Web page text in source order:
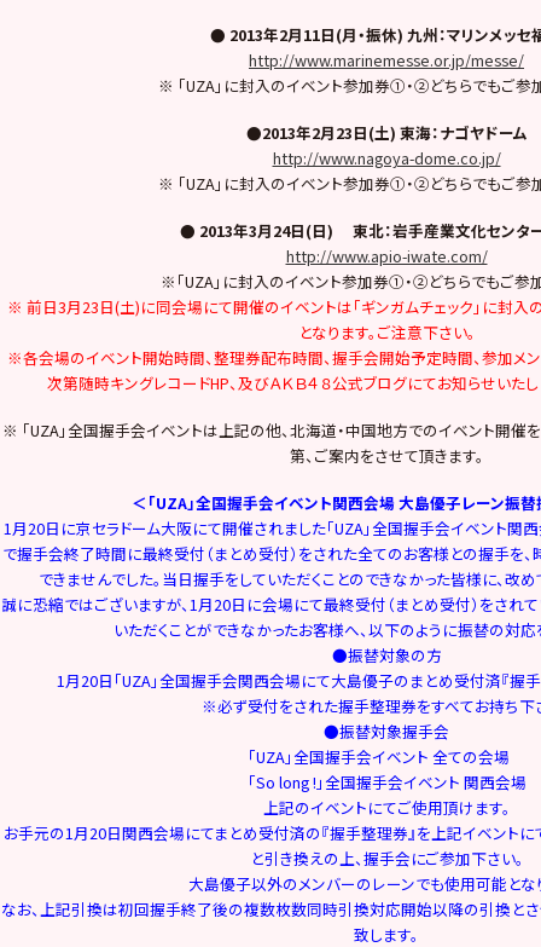
● 2013年2月11日(月・振休) 九州：マリンメッセ
http://www.marinemesse.or.jp/messe/
※ 「UZA」に封入のイベント参加券①・②どちらでもご参
●2013年2月23日(土) 東海：ナゴヤドーム
http://www.nagoya-dome.co.jp/
※ 「UZA」に封入のイベント参加券①・②どちらでもご参
● 2013年3月24日(日) 東北：岩手産業文化センタ
http://www.apio-iwate.com/
※「UZA」に封入のイベント参加券①・②どちらでもご参
※ 前日3月23日(土)に同会場にて開催のイベントは「ギンガムチェック」に封
となります。ご注意下さい。
※各会場のイベント開始時間、整理券配布時間、握手会開始予定時間、参加メ
次第随時キングレコードHP、及びＡＫＢ４８公式ブログにてお知らせいたし
※ 「UZA」全国握手会イベントは上記の他、北海道・中国地方でのイベント開催
第、ご案内をさせて頂きます。
＜「UZA」全国握手会イベント関西会場 大島優子レーン振
1月20日に京セラドーム大阪にて開催されました「UZA」全国握手会イベント関
で握手会終了時間に最終受付（まとめ受付）をされた全てのお客様との握手を
できませんでした。当日握手をしていただくことのできなかった皆様に、改
誠に恐縮ではございますが、1月20日に会場にて最終受付（まとめ受付）をされ
いただくことができなかったお客様へ、以下のように振替の対応
●振替対象の方
1月20日「UZA」全国握手会関西会場にて大島優子のまとめ受付済『握
※必ず受付をされた握手整理券をすべてお持ち下
●振替対象握手会
「UZA」全国握手会イベント 全ての会場
「So long !」全国握手会イベント 関西会場
上記のイベントにてご使用頂けます。
お手元の1月20日関西会場にてまとめ受付済の『握手整理券』を上記イベント
と引き換えの上、握手会にご参加下さい。
大島優子以外のメンバーのレーンでも使用可能とな
なお、上記引換は初回握手終了後の複数枚数同時引換対応開始以降の引換とさ
致します。